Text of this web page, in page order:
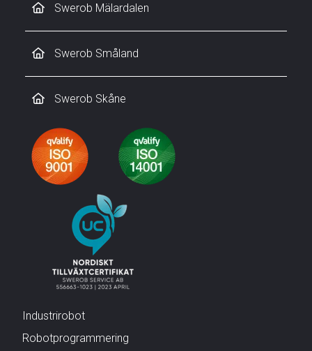
Swerob Mälardalen
Swerob Småland
Swerob Skåne
Industrirobot
Robotprogrammering